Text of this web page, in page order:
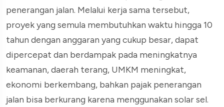
penerangan jalan. Melalui kerja sama tersebut,
proyek yang semula membutuhkan waktu hingga 10
tahun dengan anggaran yang cukup besar, dapat
dipercepat dan berdampak pada meningkatnya
keamanan, daerah terang, UMKM meningkat,
ekonomi berkembang, bahkan pajak penerangan
jalan bisa berkurang karena menggunakan solar sel.